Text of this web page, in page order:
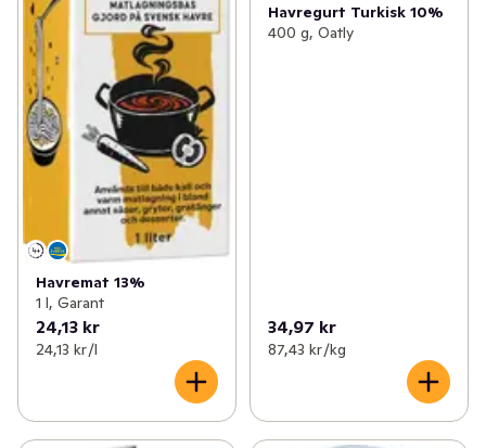
Havremat 13%
1 l, Garant
24,13 kr
24,13 kr /l
Havregurt Turkisk 10%
400 g, Oatly
34,97 kr
87,43 kr /kg